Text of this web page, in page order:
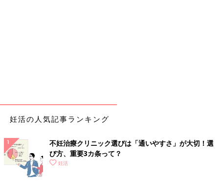
妊活の人気記事ランキング
不妊治療クリニック選びは「通いやすさ」が大切！選
び方、重要3カ条って？
妊活